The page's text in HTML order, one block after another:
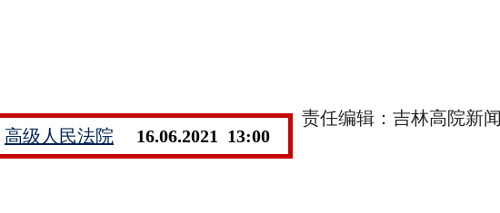
责任编辑：吉林高院新
高级人民法院 16.06.2021 13:00